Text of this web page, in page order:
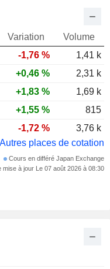
Variation
Volume
-1,76 %
1,41 k
+0,46 %
2,31 k
+1,83 %
1,69 k
+1,55 %
815
-1,72 %
3,76 k
Autres places de cotation
Cours en différé Japan Exchange
mise à jour Le 07 août 2026 à 08:30